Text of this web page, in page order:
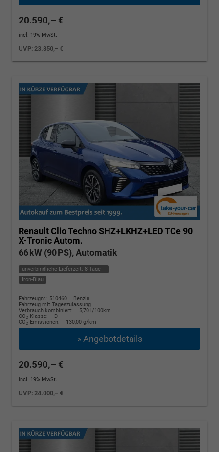
20.590,– €
incl. 19% MwSt.
UVP:23.850,– €
Renault ClioTechno SHZ+LKHZ+LED TCe 90
X-Tronic Autom.
66 kW (90 PS), Automatik
unverbindliche Lieferzeit: 8 Tage
Iron-Blau
Fahrzeugnr.: 510460
Benzin
Fahrzeug mit Tageszulassung
Verbrauch kombiniert:
5,70 l/100km
CO2-Klasse:
D
CO2-Emissionen: 130,00 g/km
» Angebotdetails
20.590,– €
incl. 19% MwSt.
UVP:24.000,– €